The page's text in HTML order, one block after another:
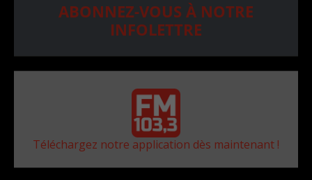
ABONNEZ-VOUS À NOTRE
INFOLETTRE
Téléchargez notre application dès maintenant !